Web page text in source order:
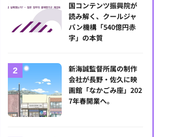
国コンテンツ振興院が
読み解く、クールジャ
パン機構「540億円赤
字」の本質
新海誠監督所属の制作
会社が長野・佐久に映
画館「なかごみ座」202
7年春開業へ。